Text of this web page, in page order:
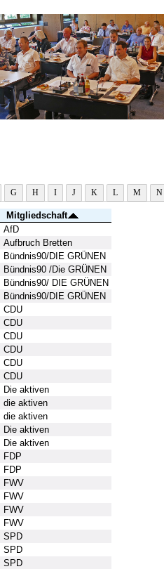
G H I J K L M N
Mitgliedschaft
AfD
Aufbruch Bretten
Bündnis90/DIE GRÜNEN
Bündnis90 /Die GRÜNEN
Bündnis90/ DIE GRÜNEN
Bündnis90/DIE GRÜNEN
CDU
CDU
CDU
CDU
CDU
CDU
Die aktiven
die aktiven
die aktiven
Die aktiven
Die aktiven
FDP
FDP
FWV
FWV
FWV
FWV
SPD
SPD
SPD